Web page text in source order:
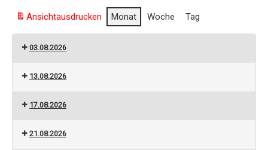
Ansichtausdrucken Monat Woche Tag
03.08.2026
13.08.2026
17.08.2026
21.08.2026